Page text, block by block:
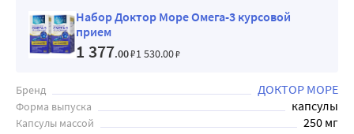
Набор Доктор Море Омега-3 курсовой
прием
1 377.00₽1 530.00₽
Бренд ДОКТОР МОРЕ
Форма выпуска капсулы
Капсулы массой 250 мг